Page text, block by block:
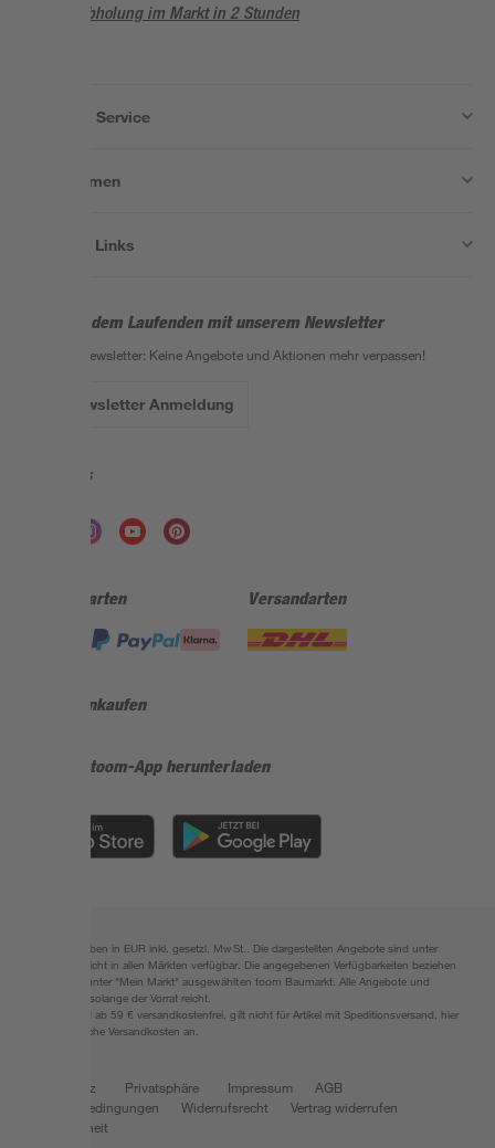
Abholung im Markt in 2 Stunden
Wissen & Service
Unternehmen
Nützliche Links
Bleib auf dem Laufenden mit unserem Newsletter
Der toom Newsletter: Keine Angebote und Aktionen mehr verpassen!
Zur Newsletter Anmeldung
Folge uns
Zahlungsarten Versandarten
Sicher einkaufen
Jetzt die toom-App herunterladen
Alle Preisangaben in EUR inkl. gesetzl. MwSt.. Die dargestellten Angebote sind unter
Umständen nicht in allen Märkten verfügbar. Die angegebenen Verfügbarkeiten beziehen
sich auf den unter "Mein Markt" ausgewählten toom Baumarkt. Alle Angebote und
Produkte nur solange der Vorrat reicht.
*Paketversand ab 59 € versandkostenfrei, gilt nicht für Artikel mit Speditionsversand, hier
fallen zusätzliche Versandkosten an.
Datenschutz Privatsphäre Impressum
AGB
Nutzungsbedingungen
Widerrufsrecht
Vertrag widerrufen
Barrierefreiheit